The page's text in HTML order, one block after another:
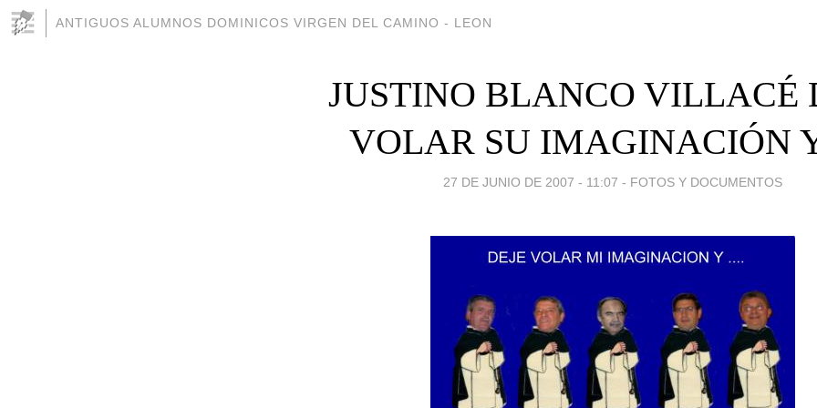
ANTIGUOS ALUMNOS DOMINICOS VIRGEN DEL CAMINO - LEON
JUSTINO BLANCO VILLACÉ
VOLAR SU IMAGINACIÓN
27 DE JUNIO DE 2007 - 11:07 - FOTOS Y DOCUMENTOS